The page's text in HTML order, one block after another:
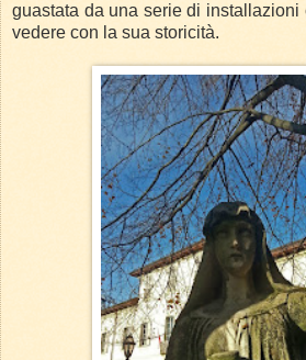
guastata da una serie di
vedere con la sua storicità.